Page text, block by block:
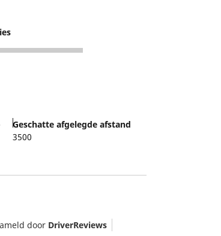
Geschatte afgelegde afstand
3500
door DriverReviews